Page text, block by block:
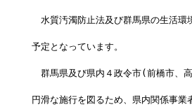
水質汚濁防止法及び群馬県の生活環
予定となっています。
群馬県及び県内４政令市(前橋市、
円滑な施行を図るため、県内関係事